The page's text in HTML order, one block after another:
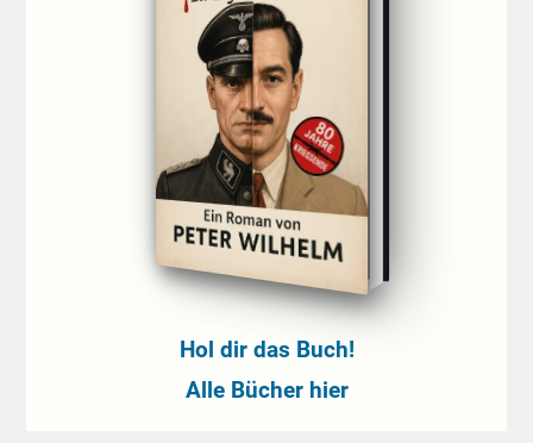
Hol dir das Buch!
Alle Bücher hier